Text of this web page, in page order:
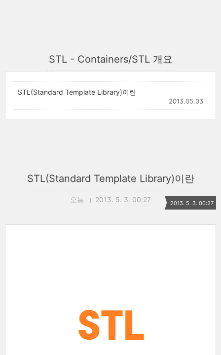
STL - Containers/STL 개요
STL(Standard Template Library)이란
2013.05.03
STL(Standard Template Library)이란
오뇽 2013. 5. 3. 00:27 2013. 5. 3. 00:27